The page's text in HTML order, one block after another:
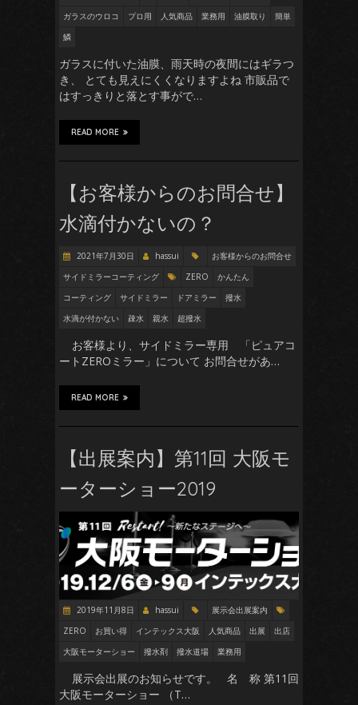
ガラスのウロコ
プロ用 人気商品 業務用 油膜取り
簡単
鱗
ガラスに付いた油膜、雨天時の夜間にはギラつ
き、 とても見えにくくなりますよね 市販品で
はすっきりと落とす事がで…
READ MORE
【お客様からのお問合せ】
水滴付かないの？
2021年7月30日 hassui
お客様からのお問合せ
サイドミラーコーティング
ZERO
かんたん
コーティング
サイドミラー ドアミラー
撥水
水滴が付かない
疎水 親水 超撥水
お客様より、サイドミラー専用 「ピュアコ
ートZEROミラー」について お問合せがあ…
READ MORE
【出展案内】第11回 大阪モ
ーターショー2019
2019年11月8日 hassui
展示会出展案内
ZERO
お買い得 インテックス大阪 人気商品 出展
出店
大阪モーターショー
撥水剤 撥水道場 業務用
展示会出展のお知らせです。 名 称 第11回
大阪モーターショー （T…